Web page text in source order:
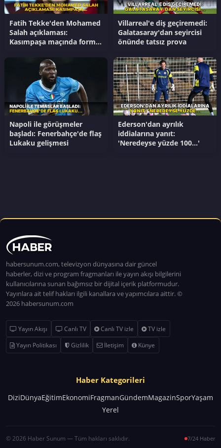
Fatih Tekke'den Mohamed
Salah açıklaması:
Kasımpaşa maçında forma
Villarreal'e diş geçiremedi:
Galatasaray'dan seyircisi
önünde tatsız prova
Napoli ile görüşmeler
başladı: Fenerbahçe'de flaş
Lukaku gelişmesi
Ederson'dan ayrılık
iddialarına yanıt:
'Neredeyse yüzde 100...'
habersunum.com, televizyon dünyasına dair güncel
haberler, dizi ve program fragmanları ile yayın akışı bilgilerini
kullanıcılarına sunan bağımsız bir dijital içerik platformudur.
Yayınlara ait telif hakları ilgili kanallara ve yapımcılara aittir. ©
2026 habersunum.com
Yayın Akışı Canlı TV Canlı TV izle
TV izle
Yayın Politikası
Gizlilik İletişim Künye
Haber Kategorileri
DiziDünyaEğitimEkonomiFragmanGündemMagazinSporYaşam
Yerel
© 2026 Haber Sunum — Tüm hakları saklıdır. 7/24 Haber